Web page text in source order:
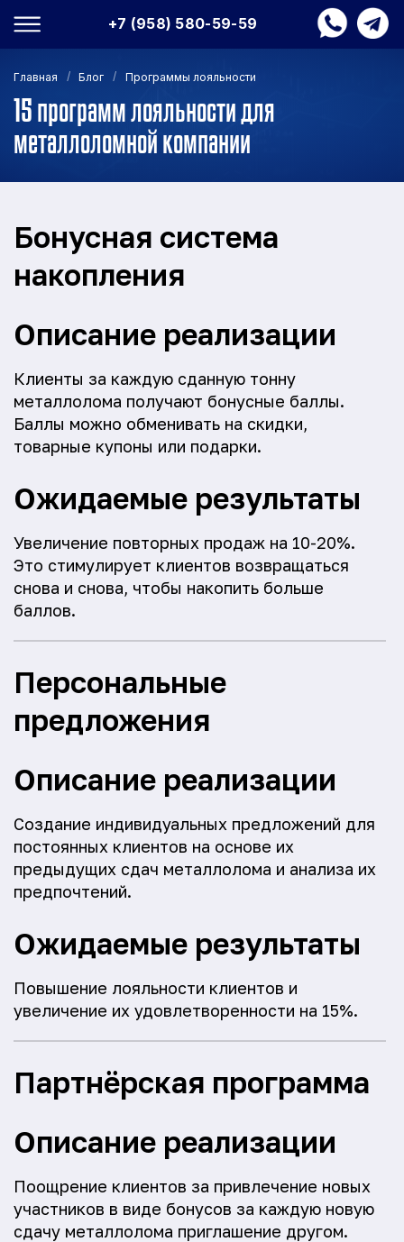
+7 (958) 580-59-59
Главная / Блог / Программы лояльности
15 программ лояльности для
металлоломной компании
Бонусная система
накопления
Описание реализации
Клиенты за каждую сданную тонну
металлолома получают бонусные баллы.
Баллы можно обменивать на скидки,
товарные купоны или подарки.
Ожидаемые результаты
Увеличение повторных продаж на 10-20%.
Это стимулирует клиентов возвращаться
снова и снова, чтобы накопить больше
баллов.
Персональные
предложения
Описание реализации
Создание индивидуальных предложений для
постоянных клиентов на основе их
предыдущих сдач металлолома и анализа их
предпочтений.
Ожидаемые результаты
Повышение лояльности клиентов и
увеличение их удовлетворенности на 15%.
Партнёрская программа
Описание реализации
Поощрение клиентов за привлечение новых
участников в виде бонусов за каждую новую
сдачу металлолома приглашение другом.